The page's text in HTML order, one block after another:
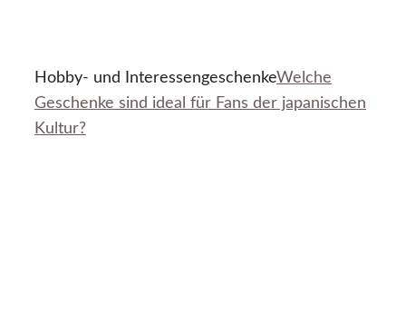
Hobby- und InteressengeschenkeWelche
Geschenke sind ideal für Fans der japanischen
Kultur?